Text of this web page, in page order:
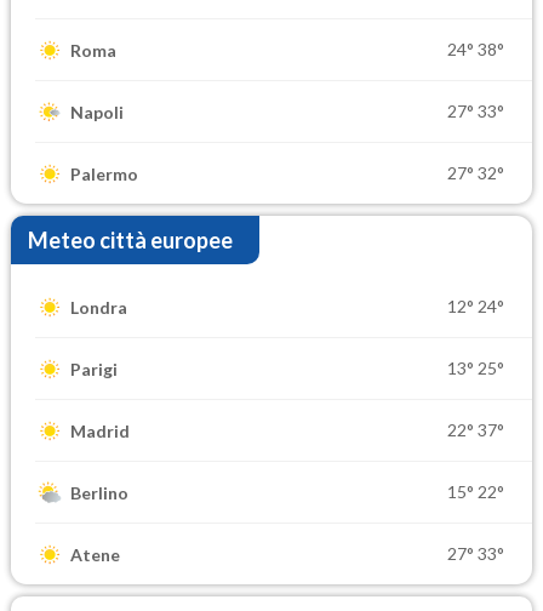
Roma 24° 38°
Napoli 27° 33°
Palermo 27° 32°
Meteo città europee
Londra 12° 24°
Parigi 13° 25°
Madrid 22° 37°
Berlino 15° 22°
Atene 27° 33°